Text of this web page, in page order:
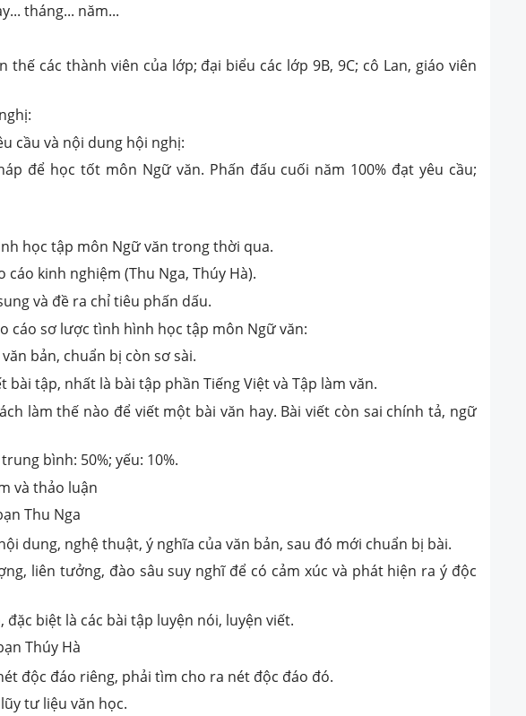
tháng... năm...
các thành viên của lớp; đại biểu các lớp 9B, 9C; cô Lan, giáo viên
cầu và nội dung hội nghị:
để học tốt môn Ngữ văn. Phấn đấu cuối năm 100% đạt yêu cầu;
học tập môn Ngữ văn trong thời qua.
cáo kinh nghiệm (Thu Nga, Thúy Hà).
và đề ra chỉ tiêu phấn dấu.
cáo sơ lược tình hình học tập môn Ngữ văn:
bản, chuẩn bị còn sơ sài.
tập, nhất là bài tập phần Tiếng Việt và Tập làm văn.
làm thế nào để viết một bài văn hay. Bài viết còn sai chính tả, ngữ
bình: 50%; yếu: 10%.
và thảo luận
Thu Nga
dung, nghệ thuật, ý nghĩa của văn bản, sau đó mới chuẩn bị bài.
liên tưởng, đào sâu suy nghĩ để có cảm xúc và phát hiện ra ý độc
biệt là các bài tập luyện nói, luyện viết.
Thúy Hà
độc đáo riêng, phải tìm cho ra nét độc đáo đó.
tư liệu văn học.